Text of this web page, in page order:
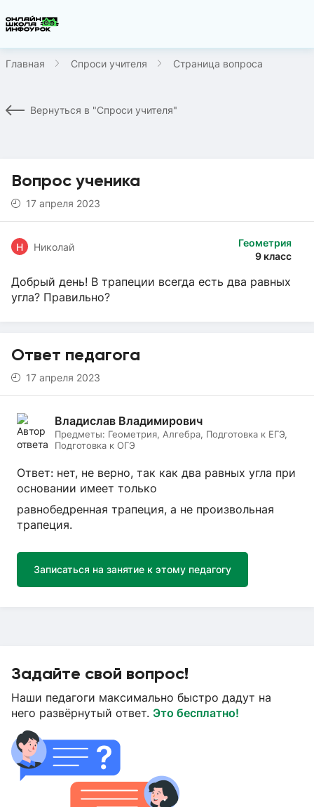
Главная Спроси учителя Страница вопроса
Вернуться в "Спроси учителя"
Вопрос ученика
17 апреля 2023
Геометрия
9 класс
Н Николай
Добрый день! В трапеции всегда есть два равных
угла? Правильно?
Ответ педагога
17 апреля 2023
Владислав Владимирович
Предметы: Геометрия, Алгебра, Подготовка к ЕГЭ,
Подготовка к ОГЭ
Ответ: нет, не верно, так как два равных угла при
основании имеет только
равнобедренная трапеция, а не произвольная
трапеция.
Записаться на занятие к этому педагогу
Задайте свой вопрос!
Наши педагоги максимально быстро дадут на
него развёрнутый ответ. Это бесплатно!